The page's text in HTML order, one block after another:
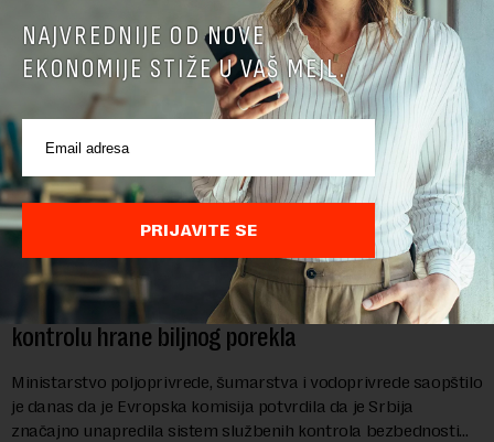
Ministarstvo: EK potvrdila da je Srbija unapredila
kontrolu hrane biljnog porekla
Ministarstvo poljoprivrede, šumarstva i vodoprivrede saopštilo
je danas da je Evropska komisija potvrdila da je Srbija
značajno unapredila sistem službenih kontrola bezbednosti
NAJVREDNIJE OD NOVE
EKONOMIJE STIŽE U VAŠ MEJL.
PRIJAVITE SE